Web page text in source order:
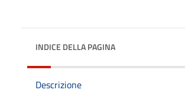
INDICE DELLA PAGINA
Descrizione